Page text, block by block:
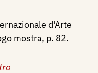
d'Arte
mostra, p. 82.